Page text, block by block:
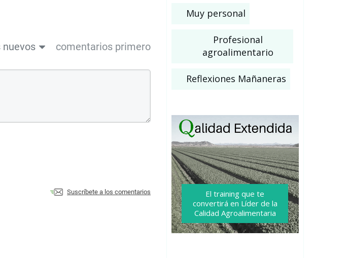
nuevos comentarios primero
Suscríbete a los comentarios
Muy personal
Profesional
agroalimentario
Reflexiones Mañaneras
El training que te
convertirá en Líder de la
Calidad Agroalimentaria